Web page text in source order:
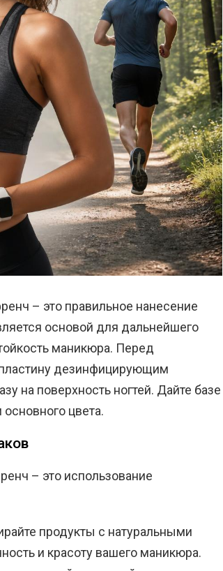
– это правильное нанесение
основой для дальнейшего
маникюра. Перед
дезинфицирующим
на поверхность ногтей. Дайте базе
цвета.
– это использование
продукты с натуральными
и красоту вашего маникюра.